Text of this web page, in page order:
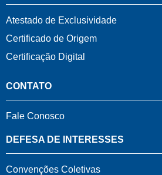
Atestado de Exclusividade
Certificado de Origem
Certificação Digital
CONTATO
Fale Conosco
DEFESA DE INTERESSES
Convenções Coletivas